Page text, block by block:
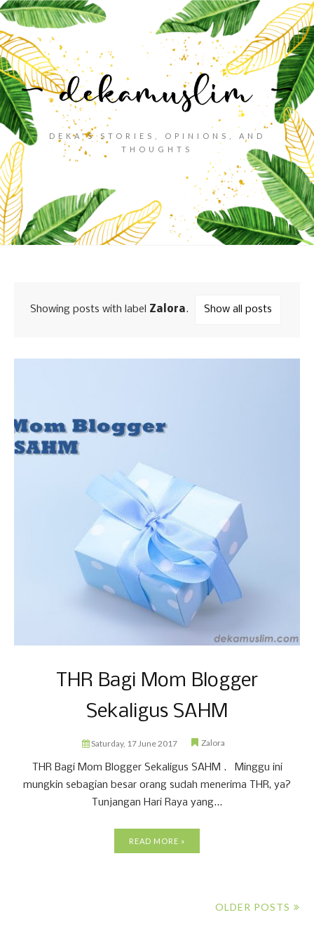
DEKA'S STORIES, OPINIONS, AND
THOUGHTS
Showing posts with label Zalora. Show all posts
THR Bagi Mom Blogger
Sekaligus SAHM
Saturday, 17 June 2017 Zalora
THR Bagi Mom Blogger Sekaligus SAHM . Minggu ini
mungkin sebagian besar orang sudah menerima THR, ya?
Tunjangan Hari Raya yang...
READ MORE »
OLDER POSTS